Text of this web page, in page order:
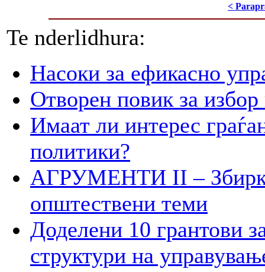
<
Te nderlidhura:
Насоки за ефикасно
Отворен повик за избор
Имаат ли интерес
политики?
АГРУМЕНТИ II –
општествени теми
Доделени 10 грантови
структури на